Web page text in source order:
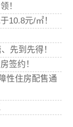
！
10.8元/㎡！
先到先得！
签约！
性住房配售通